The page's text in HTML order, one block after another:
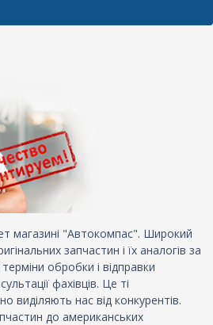
магазині "Автокомпас". Широкий
запчастин і їх аналогів за
обробки і відправки
фахівців. Це ті
виділяють нас від конкурентів.
до американських